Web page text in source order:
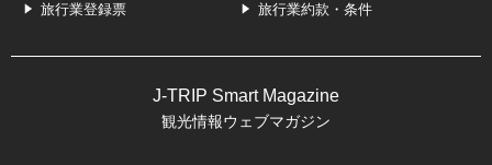
旅行業登録票 旅行業約款・条件
J-TRIP Smart Magazine
観光情報ウェブマガジン